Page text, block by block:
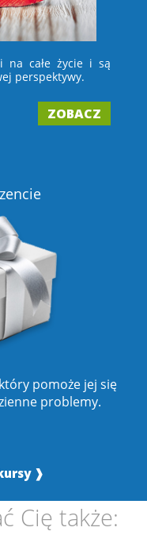
na całe życie i są
perspektywy.
ZOBACZ
pomoże jej się
problemy.
❱
Cię także: